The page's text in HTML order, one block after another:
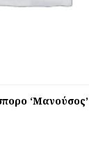
‘Μανούσος’